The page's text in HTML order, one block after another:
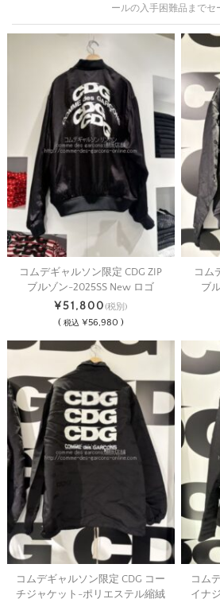
ールの入手困難品までセ
コムデギャルソン限定 CDG ZIP
ブルゾン-2025SS New ロゴ
¥51,800(税別)
( 税込 ¥56,980 )
コム
ブ
コムデギャルソン限定 CDG コー
チジャケット-ポリエステル縮絨
コム
イナ